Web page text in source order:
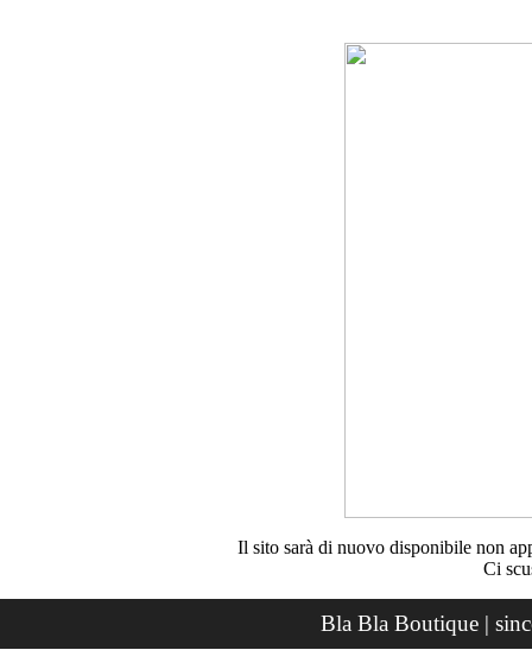
Il sito sarà di nuovo disponibile non
Ci
Bla Bla Boutique |